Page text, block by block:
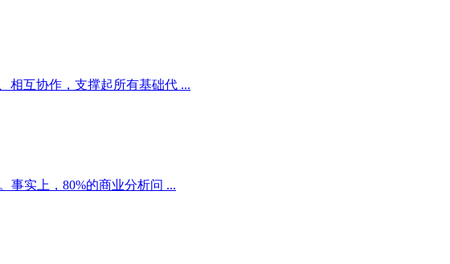
相互协作，支撑起所有基础代 ...
实上，80%的商业分析问 ...